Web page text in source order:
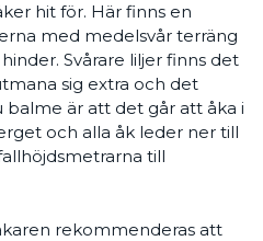
hit för. Här finns en
med medelsvår terräng
Svårare liljer finns det
sig extra och det
balme är att det går att åka i
och alla åk leder ner till
till
rekommenderas att